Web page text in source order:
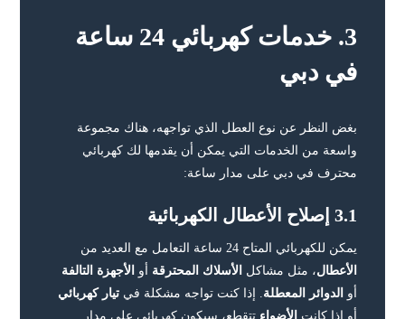
3. خدمات كهربائي 24 ساعة
في دبي
بغض النظر عن نوع العطل الذي تواجهه، هناك مجموعة
واسعة من الخدمات التي يمكن أن يقدمها لك كهربائي
محترف في دبي على مدار ساعة:
3.1 إصلاح الأعطال الكهربائية
يمكن للكهربائي المتاح 24 ساعة التعامل مع العديد من
الأعطال، مثل مشاكل الأسلاك المحترقة أو الأجهزة التالفة
أو الدوائر المعطلة . إذا كنت تواجه مشكلة فيتيار كهربائي
أو إذا كانت الأضواء تتقطع، سيكون كهربائي علي مدار